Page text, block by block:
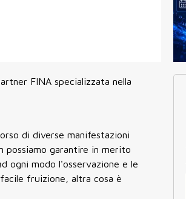
FINA specializzata nella
di diverse manifestazioni
possiamo garantire in merito
ogni modo l'osservazione e le
fruizione, altra cosa è